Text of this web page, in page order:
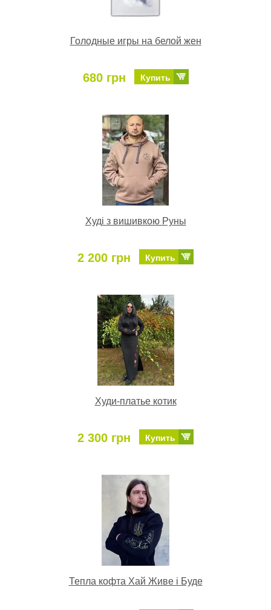
Голодные игры на белой жен
680 грн Купить
Худі з вишивкою Руны
2 200 грн Купить
Худи-платье котик
2 300 грн Купить
Тепла кофта Хай Живе і Буде